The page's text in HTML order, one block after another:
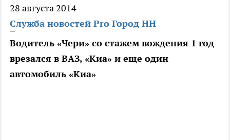
28 августа 2014
Служба новостей Pro Город НН
Водитель «Чери» со стажем вождения 1 год
врезался в ВАЗ, «Киа» и еще один
автомобиль «Киа»